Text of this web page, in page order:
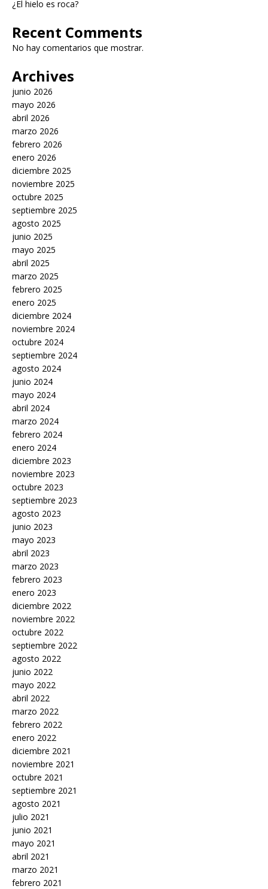
¿El hielo es roca?
Recent Comments
No hay comentarios que mostrar.
Archives
junio 2026
mayo 2026
abril 2026
marzo 2026
febrero 2026
enero 2026
diciembre 2025
noviembre 2025
octubre 2025
septiembre 2025
agosto 2025
junio 2025
mayo 2025
abril 2025
marzo 2025
febrero 2025
enero 2025
diciembre 2024
noviembre 2024
octubre 2024
septiembre 2024
agosto 2024
junio 2024
mayo 2024
abril 2024
marzo 2024
febrero 2024
enero 2024
diciembre 2023
noviembre 2023
octubre 2023
septiembre 2023
agosto 2023
junio 2023
mayo 2023
abril 2023
marzo 2023
febrero 2023
enero 2023
diciembre 2022
noviembre 2022
octubre 2022
septiembre 2022
agosto 2022
junio 2022
mayo 2022
abril 2022
marzo 2022
febrero 2022
enero 2022
diciembre 2021
noviembre 2021
octubre 2021
septiembre 2021
agosto 2021
julio 2021
junio 2021
mayo 2021
abril 2021
marzo 2021
febrero 2021